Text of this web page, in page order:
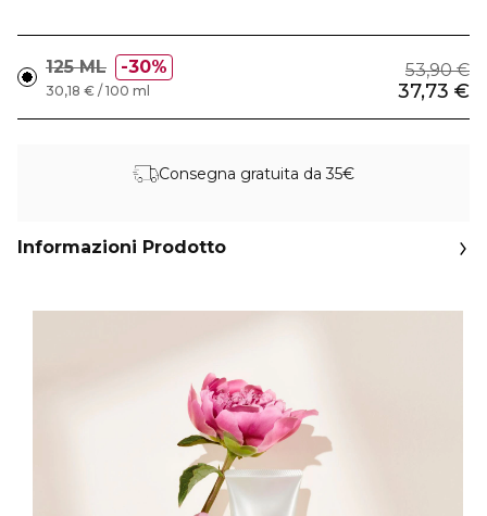
125 ML 30% 53,90 €
37,73 €
30,18 € / 100 ml
Consegna gratuita da 35€
Informazioni Prodotto